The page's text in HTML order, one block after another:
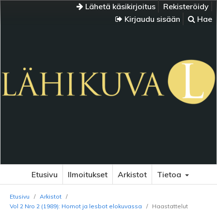
Lähetä käsikirjoitus
Rekisteröidy
Kirjaudu sisään
Hae
Etusivu Ilmoitukset Arkistot Tietoa
Etusivu / Arkistot /
Vol 2 Nro 2 (1989): Homot ja lesbot elokuvassa
/ Haastattelut